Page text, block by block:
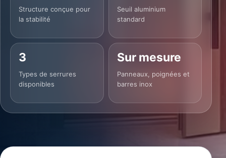
Structure conçue pour
la stabilité
Seuil aluminium
standard
3
Types de serrures
disponibles
Sur mesure
Panneaux, poignées et
barres inox